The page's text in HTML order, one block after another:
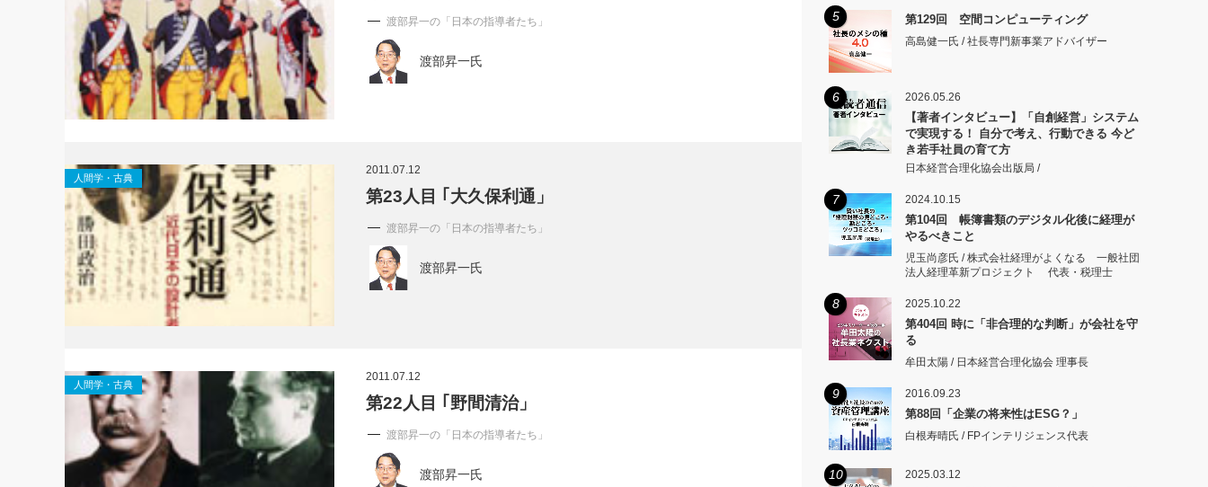
渡部昇一の「日本の指導者たち」
渡部昇一氏
人間学・古典
2011.07.12
第23人目 ｢大久保利通」
渡部昇一の「日本の指導者たち」
渡部昇一氏
人間学・古典
2011.07.12
第22人目 ｢野間清治」
渡部昇一の「日本の指導者たち」
渡部昇一氏
5 第129回 空間コンピューティング
高島健一氏 / 社長専門新事業アドバイザー
6 2026.05.26
【著者インタビュー】「自創経営」システム
で実現する！ 自分で考え、行動できる 今ど
き若手社員の育て方
日本経営合理化協会出版局 /
7 2024.10.15
第104回 帳簿書類のデジタル化後に経理が
やるべきこと
児玉尚彦氏 / 株式会社経理がよくなる 一般社団
法人経理革新プロジェクト 代表・税理士
8 2025.10.22
第404回 時に「非合理的な判断」が会社を守
る
牟田太陽 / 日本経営合理化協会 理事長
9 2016.09.23
第88回「企業の将来性はESG？」
白根寿晴氏 / FPインテリジェンス代表
10 2025.03.12